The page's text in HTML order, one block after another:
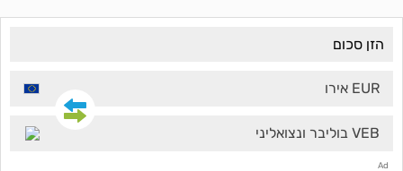
EUR אירו
VEB בוליבר ונצואליני
Ad